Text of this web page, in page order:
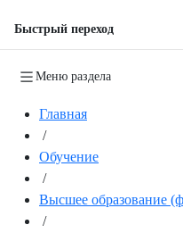
Быстрый переход
Меню раздела
Главная
/
Обучение
/
Высшее образование
/